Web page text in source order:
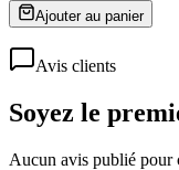
Ajouter au panier
Avis clients
Soyez le
Aucun avis publié pour